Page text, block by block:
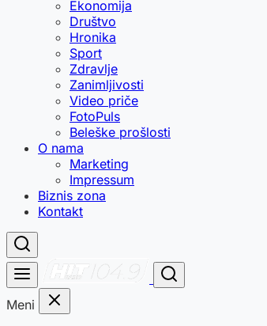
Ekonomija
Društvo
Hronika
Sport
Zdravlje
Zanimljivosti
Video priče
FotoPuls
Beleške prošlosti
O nama
Marketing
Impressum
Biznis zona
Kontakt
Meni